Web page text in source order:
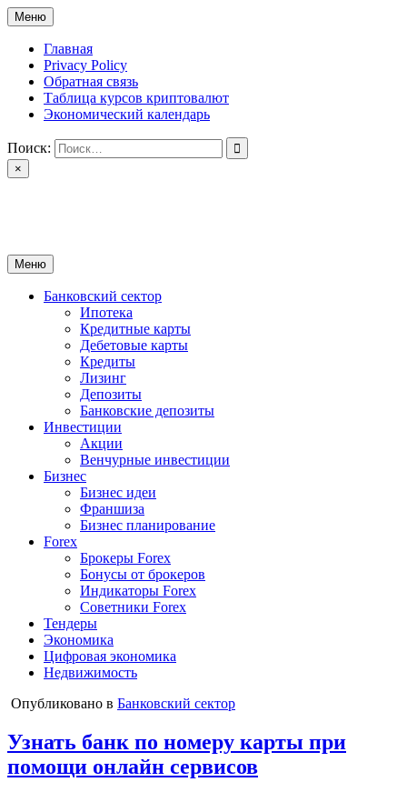
Перейти
к
содержимому
Меню
Главная
Privacy Policy
Обратная связь
Таблица курсов криптовалют
Экономический календарь
Поиск:
×
Меню
Банковский сектор
Ипотека
Кредитные карты
Дебетовые карты
Кредиты
Лизинг
Депозиты
Банковские депозиты
Инвестиции
Акции
Венчурные инвестиции
Бизнес
Бизнес идеи
Франшиза
Бизнес планирование
Forex
Брокеры Forex
Бонусы от брокеров
Индикаторы Forex
Советники Forex
Тендеры
Экономика
Цифровая экономика
Недвижимость
Опубликовано в Банковский сектор
Узнать банк по номеру карты при
помощи онлайн сервисов